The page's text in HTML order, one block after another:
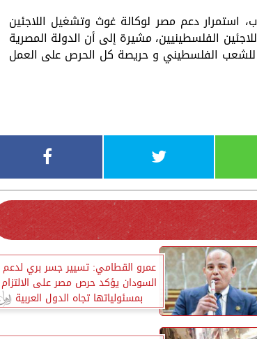
استمرار دعم مصر لوكالة غوث وتشغيل اللاجئين
الفلسطينيين، مشيرة إلى أن الدولة المصرية
للشعب الفلسطيني و حريصة كل الحرص على العمل
عمرو القطامي: تسيير جسر بري لدعم
السودان يؤكد حرص مصر على الالتزام
بمسئولياتها تجاه الدول العربية